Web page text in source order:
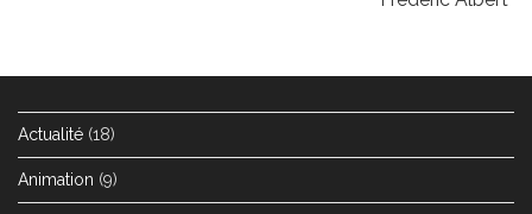
Actualité (18)
Animation (9)